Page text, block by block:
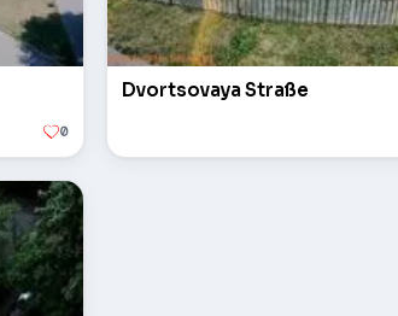
0
Dvortsovaya Straße